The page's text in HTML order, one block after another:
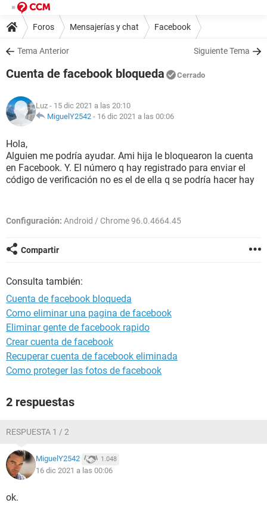
Foros Mensajerías y chat Facebook
Tema Anterior Siguiente Tema
Cuenta de facebook bloqueda Cerrado
Luz - 15 dic 2021 a las 20:10
MiguelY2542 - 16 dic 2021 a las 00:06
Hola,
Alguien me podría ayudar. Ami hija le bloquearon la cuenta
en Facebook. Y. El número q hay registrado para enviar el
código de verificación no es el de ella q se podría hacer hay
Configuración: Android / Chrome 96.0.4664.45
Compartir
Consulta también:
Cuenta de facebook bloqueda
Como eliminar una pagina de facebook
Eliminar gente de facebook rapido
Crear cuenta de facebook
Recuperar cuenta de facebook eliminada
Como proteger las fotos de facebook
2 respuestas
RESPUESTA 1 / 2
MiguelY2542 1.048
16 dic 2021 a las 00:06
ok.